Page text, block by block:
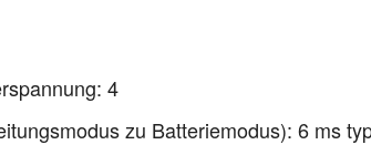
4
zu Batteriemodus): 6 ms